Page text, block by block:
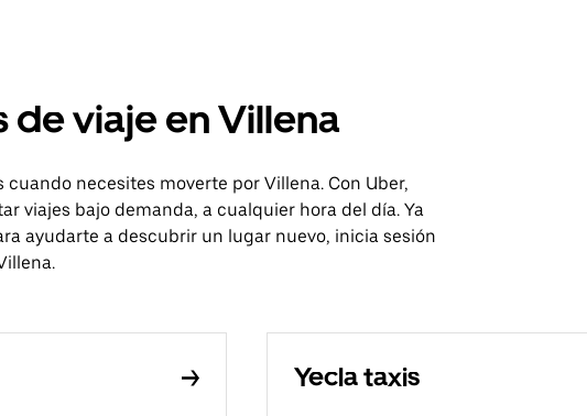
de viaje en Villena
necesites moverte por Villena. Con Uber,
viajes bajo demanda, a cualquier hora del día. Ya
ayudarte a descubrir un lugar nuevo, inicia sesión
Yecla taxis